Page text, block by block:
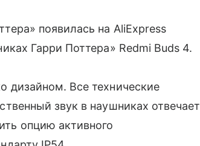
появилась на AliExpress
Гарри Поттера» Redmi Buds 4.
дизайном. Все технические
звук в наушниках отвечает
опцию активного